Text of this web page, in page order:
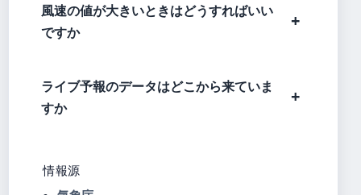
風速の値が大きいときはどうすればいい
ですか
ライブ予報のデータはどこから来ていま
すか
情報源